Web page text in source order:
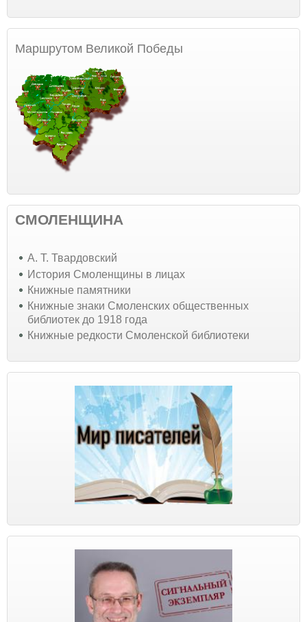
Маршрутом Великой Победы
СМОЛЕНЩИНА
А. Т. Твардовский
История Смоленщины в лицах
Книжные памятники
Книжные знаки Смоленских общественных
библиотек до 1918 года
Книжные редкости Смоленской библиотеки